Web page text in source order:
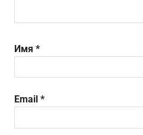
Имя *
Email *